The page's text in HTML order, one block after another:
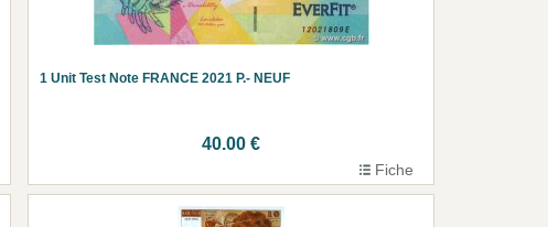
1 Unit Test Note FRANCE 2021 P.- NEUF
40.00 €
Fiche